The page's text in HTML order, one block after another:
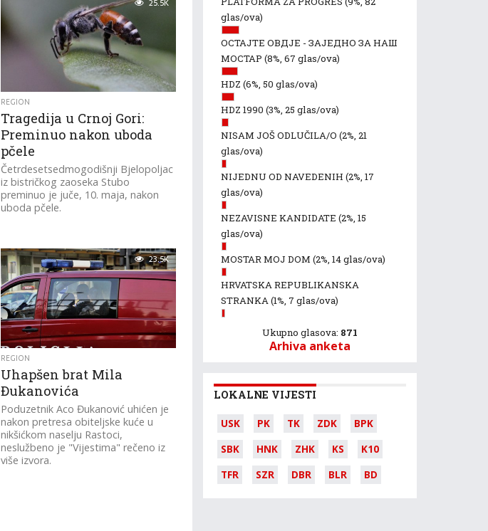
25.5K
REGION
Tragedija u Crnoj Gori:
Preminuo nakon uboda
pčele
Četrdesetsedmogodišnji Bjelopoljac
iz bistričkog zaoseka Stubo
preminuo je juče, 10. maja, nakon
uboda pčele.
23.5K
REGION
Uhapšen brat Mila
Đukanovića
Poduzetnik Aco Đukanović uhićen je
nakon pretresa obiteljske kuće u
nikšićkom naselju Rastoci,
neslužbeno je "Vijestima" rečeno iz
više izvora.
glas/ova)
ОСТАЈТЕ ОВДЈЕ - ЗАЈЕДНО ЗА НАШ
МОСТАР (8%, 67 glas/ova)
HDZ (6%, 50 glas/ova)
HDZ 1990 (3%, 25 glas/ova)
NISAM JOŠ ODLUČILA/O (2%, 21
glas/ova)
NIJEDNU OD NAVEDENIH (2%, 17
glas/ova)
NEZAVISNE KANDIDATE (2%, 15
glas/ova)
MOSTAR MOJ DOM (2%, 14 glas/ova)
HRVATSKA REPUBLIKANSKA
STRANKA(1%, 7 glas/ova)
Ukupno glasova: 871
Arhiva anketa
LOKALNE VIJESTI
USK PK TK ZDK
BPK
SBK
HNK ZHK KS
K10
TFR
SZR DBR BLR BD